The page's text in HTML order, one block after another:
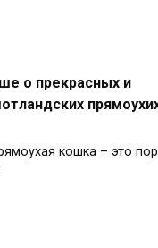
о прекрасных и
кошка – это